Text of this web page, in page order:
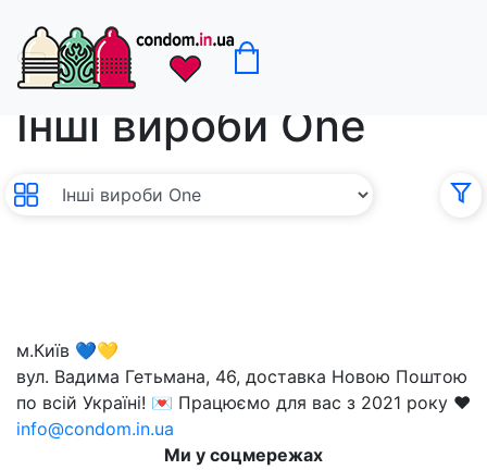
Інші вироби One
без
м.Київ 💙💛
вул. Вадима Гетьмана, 46, доставка Новою Поштою
по всій Україні! 💌 Працюємо для вас з 2021 року ❤️
info@condom.in.ua
Ми у соцмережах